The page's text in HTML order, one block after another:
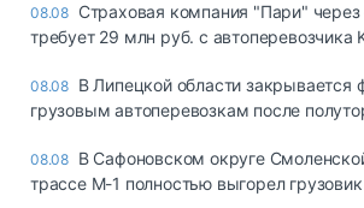
08.08 Страховая компания "Пари" через
требует 29 млн руб. с автоперевозчика
08.08 В Липецкой области закрывается
грузовым автоперевозкам после
08.08 В Сафоновском округе
трассе М-1 полностью выгорел грузовик